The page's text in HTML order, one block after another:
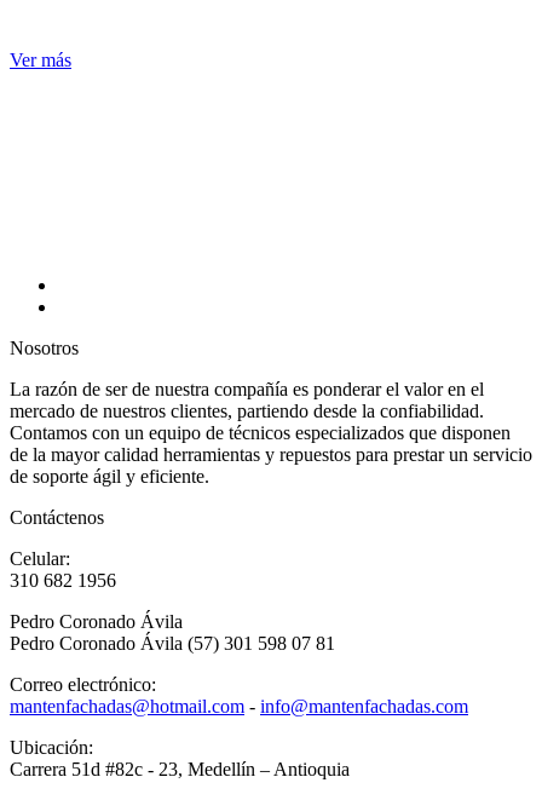
Ver más
Nosotros
La razón de ser de nuestra compañía es ponderar el valor en el
mercado de nuestros clientes, partiendo desde la confiabilidad.
Contamos con un equipo de técnicos especializados que disponen
de la mayor calidad herramientas y repuestos para prestar un servicio
de soporte ágil y eficiente.
Contáctenos
Celular:
310 682 1956
Pedro Coronado Ávila
Pedro Coronado Ávila (57) 301 598 07 81
Correo electrónico:
mantenfachadas@hotmail.com - info@mantenfachadas.com
Ubicación:
Carrera 51d #82c - 23, Medellín – Antioquia